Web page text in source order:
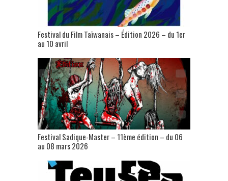
Festival du Film Taïwanais – Édition 2026 – du 1er
au 10 avril
Festival Sadique-Master – 11ème édition – du 06
au 08 mars 2026